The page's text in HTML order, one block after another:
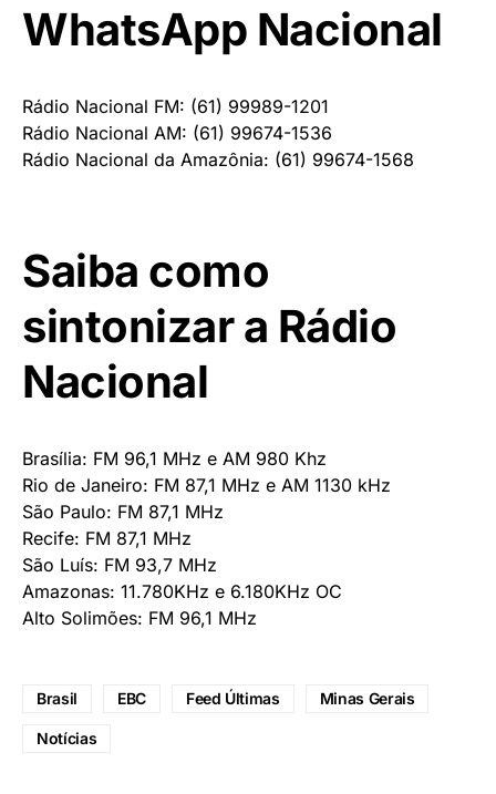
WhatsApp Nacional
Rádio Nacional FM: (61) 99989-1201
Rádio Nacional AM: (61) 99674-1536
Rádio Nacional da Amazônia: (61) 99674-1568
Saiba como
sintonizar a Rádio
Nacional
Brasília: FM 96,1 MHz e AM 980 Khz
Rio de Janeiro: FM 87,1 MHz e AM 1130 kHz
São Paulo: FM 87,1 MHz
Recife: FM 87,1 MHz
São Luís: FM 93,7 MHz
Amazonas: 11.780KHz e 6.180KHz OC
Alto Solimões: FM 96,1 MHz
Brasil EBC Feed Últimas Minas Gerais
Notícias